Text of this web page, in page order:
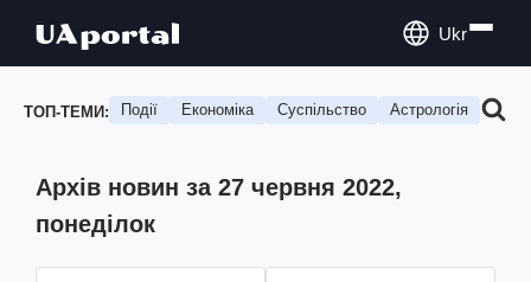
Ukr
ТОП-ТЕМИ: Події Економіка Суспільство Астрологія
Архів новин за 27 червня 2022,
понеділок